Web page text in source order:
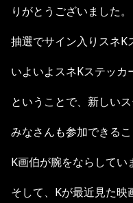
りがとうございました。
抽選でサイン入りスネK
いよいよスネKステッカ
ということで、新しい
みなさんも参加できる
K画伯が腕をならしてい
そして、Kが最近見た映